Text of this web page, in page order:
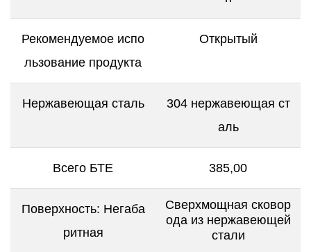
Рекомендуемое испо
льзование продукта
Открытый
Нержавеющая сталь
304 нержавеющая ст
аль
Всего БТЕ 385,00
Поверхность: Негаба
ритная
Сверхмощная сковор
ода из нержавеющей
стали